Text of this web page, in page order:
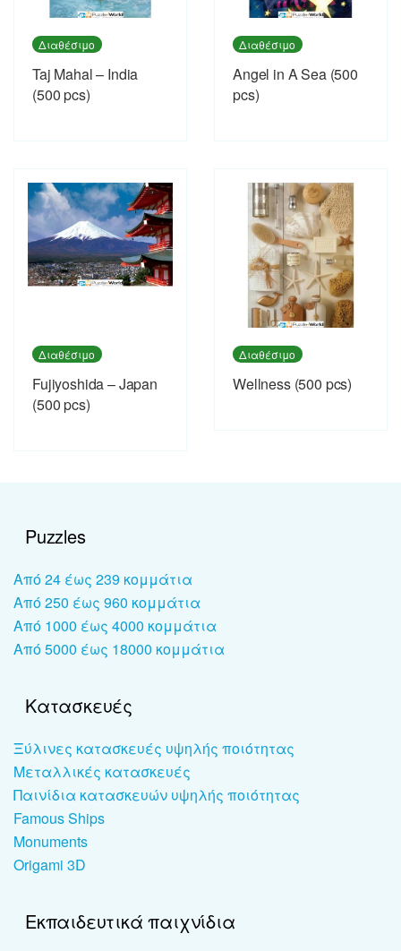
Διαθέσιμο
Taj Mahal – India
(500 pcs)
Διαθέσιμο
Angel in A Sea (500
pcs)
Διαθέσιμο
Fujiyoshida – Japan
(500 pcs)
Διαθέσιμο
Wellness (500 pcs)
Puzzles
Από 24 έως 239 κομμάτια
Από 250 έως 960 κομμάτια
Από 1000 έως 4000 κομμάτια
Από 5000 έως 18000 κομμάτια
Κατασκευές
Ξύλινες κατασκευές υψηλής ποιότητας
Μεταλλικές κατασκευές
Παινίδια κατασκευών υψηλής ποιότητας
Famous Ships
Monuments
Origami 3D
Εκπαιδευτικά παιχνίδια